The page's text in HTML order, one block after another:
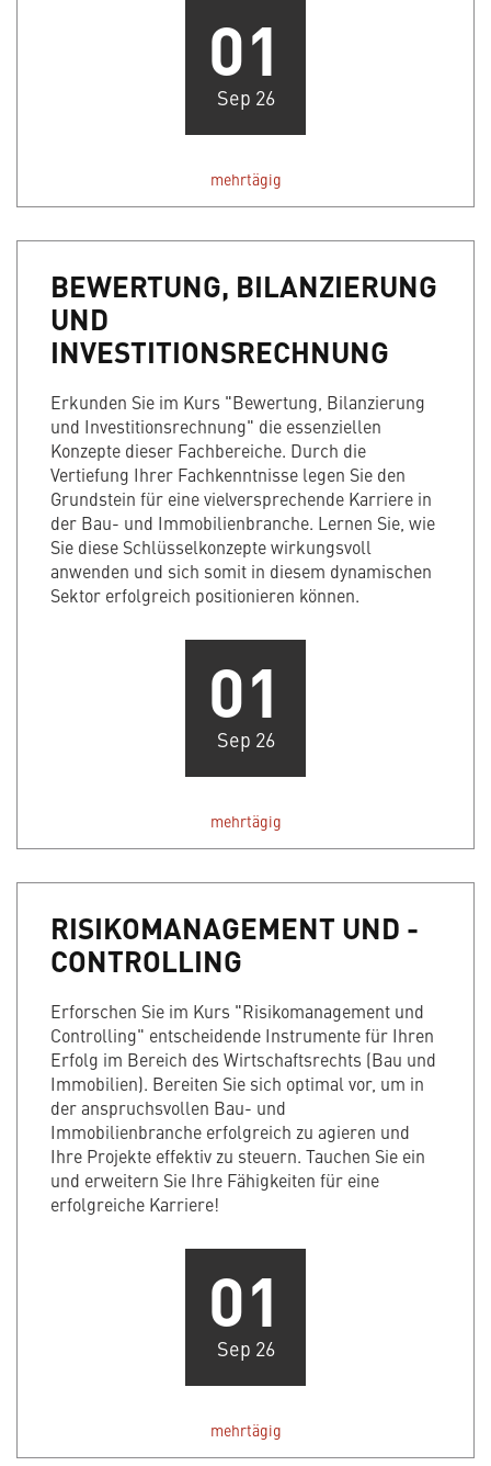
01
Sep 26
mehrtägig
BEWERTUNG, BILANZIERUNG
UND
INVESTITIONSRECHNUNG
Erkunden Sie im Kurs "Bewertung, Bilanzierung
und Investitionsrechnung" die essenziellen
Konzepte dieser Fachbereiche. Durch die
Vertiefung Ihrer Fachkenntnisse legen Sie den
Grundstein für eine vielversprechende Karriere in
der Bau- und Immobilienbranche. Lernen Sie, wie
Sie diese Schlüsselkonzepte wirkungsvoll
anwenden und sich somit in diesem dynamischen
Sektor erfolgreich positionieren können.
01
Sep 26
mehrtägig
RISIKOMANAGEMENT UND -
CONTROLLING
Erforschen Sie im Kurs "Risikomanagement und
Controlling" entscheidende Instrumente für Ihren
Erfolg im Bereich des Wirtschaftsrechts (Bau und
Immobilien). Bereiten Sie sich optimal vor, um in
der anspruchsvollen Bau- und
Immobilienbranche erfolgreich zu agieren und
Ihre Projekte effektiv zu steuern. Tauchen Sie ein
und erweitern Sie Ihre Fähigkeiten für eine
erfolgreiche Karriere!
01
Sep 26
mehrtägig